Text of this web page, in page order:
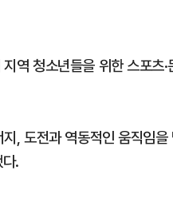
역 청소년들을 위한 스포츠·
, 도전과 역동적인 움직임
.